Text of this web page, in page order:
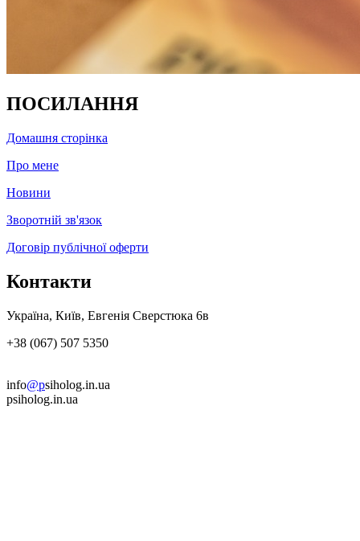
ПОСИЛАННЯ
Домашня сторінка
Про мене
Новини
Зворотній зв'язок
Договір публічної оферти
Контакти
Україна, Київ, Евгенія Сверстюка 6в
+38 (067) 507 5350
info@psiholog.in.ua
psiholog.in.ua